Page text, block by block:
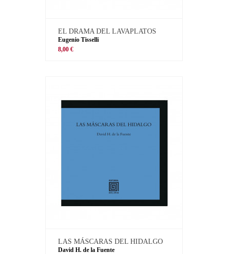
EL DRAMA DEL LAVAPLATOS
Eugenio Tisselli
8,00 €
LAS MÁSCARAS DEL HIDALGO
David H. de la Fuente